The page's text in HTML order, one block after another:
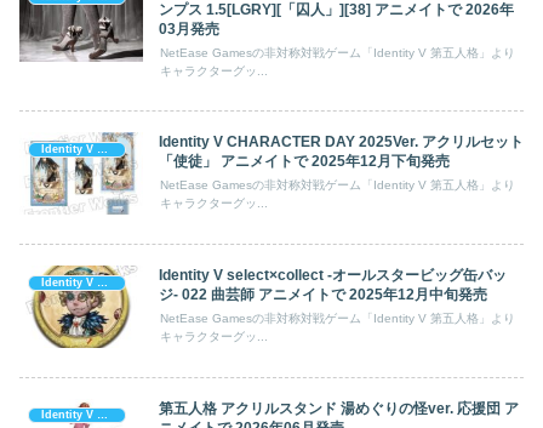
ンプス 1.5[LGRY][「囚人」][38] アニメイトで 2026年
03月発売
NetEase Gamesの非対称対戦ゲーム「Identity V 第五人格」より
キャラクターグッ...
Identity V CHARACTER DAY 2025Ver. アクリルセット
「使徒」 アニメイトで 2025年12月下旬発売
NetEase Gamesの非対称対戦ゲーム「Identity V 第五人格」より
キャラクターグッ...
Identity V select×collect -オールスタービッグ缶バッ
ジ- 022 曲芸師 アニメイトで 2025年12月中旬発売
NetEase Gamesの非対称対戦ゲーム「Identity V 第五人格」より
キャラクターグッ...
Identity V 第五人格
第五人格 アクリルスタンド 湯めぐりの怪ver. 応援団 ア